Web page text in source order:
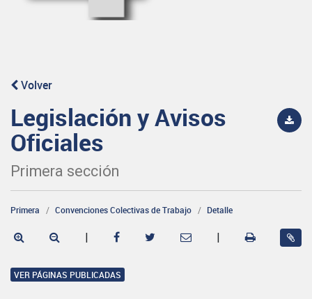
Volver
Legislación y Avisos
Oficiales
Primera sección
Primera Convenciones Colectivas de Trabajo Detalle
| |
VER PÁGINAS PUBLICADAS